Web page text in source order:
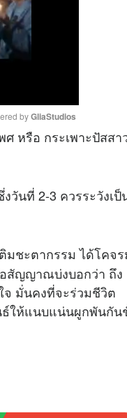
t
by GliaStudios
หรือ กระเพาะปัสสา
วันที่ 2-3 ควรระวังเป็
ชะตากรรม ได้โคจร
สัญญาณบ่งบอกว่า ถึง
มั่นคงที่จะร่วมชีวิต
ให้แนบแน่นผูกพันกัน